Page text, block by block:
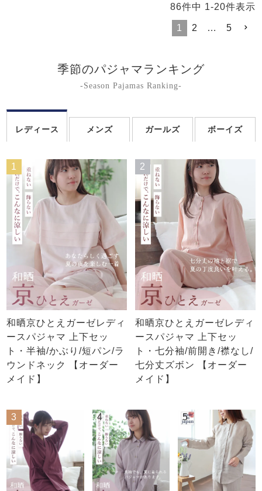
86件中 1-20件表示
1 2 … 5
季節のパジャマランキング
-Season Pajamas Ranking-
レディース メンズ ガールズ ボーイズ
1
和晒京ひとえガーゼレディ
ースパジャマ 上下セッ
ト・半袖/かぶり/短パン/ラ
ウンドネック 【オーダー
メイド】
2
和晒京ひとえガーゼレディ
ースパジャマ 上下セッ
ト・七分袖/前開き/襟なし/
七分丈ズボン 【オーダー
メイド】
3 4 5